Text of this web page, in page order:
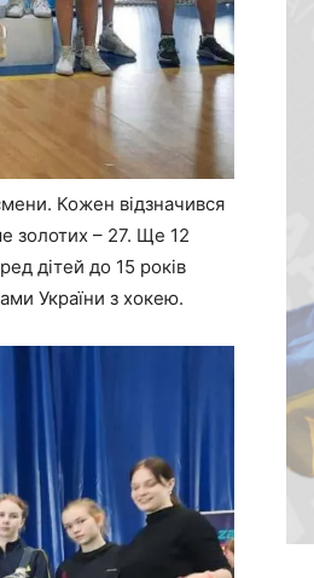
Кожен відзначився
золотих – 27. Ще 12
дітей до 15 років
України з хокею.